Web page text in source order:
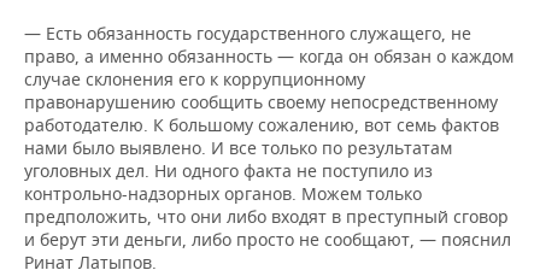
— Есть обязанность государственного служащего, не
право, а именно обязанность — когда он обязан о каждом
случае склонения его к коррупционному
правонарушению сообщить своему непосредственному
работодателю. К большому сожалению, вот семь фактов
нами было выявлено. И все только по результатам
уголовных дел. Ни одного факта не поступило из
контрольно-надзорных органов. Можем только
предположить, что они либо входят в преступный сговор
и берут эти деньги, либо просто не сообщают, — пояснил
Ринат Латыпов.